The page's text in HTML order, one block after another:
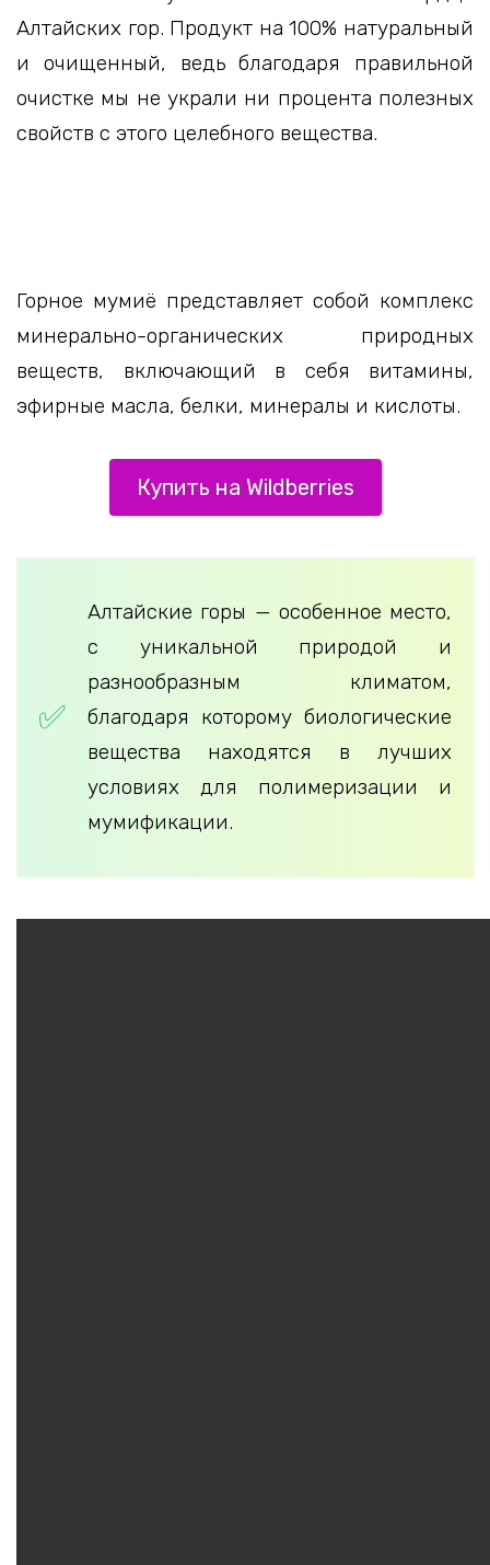
Алтайских гор. Продукт на 100% натуральный
и очищенный, ведь благодаря правильной
очистке мы не украли ни процента полезных
свойств с этого целебного вещества.
Горное мумиё представляет собой комплекс
минерально-органических природных
веществ, включающий в себя витамины,
эфирные масла, белки, минералы и кислоты.
Купить на Wildberries
Алтайские горы — особенное место,
с уникальной природой и
разнообразным климатом,
благодаря которому биологические
вещества находятся в лучших
условиях для полимеризации и
мумификации.